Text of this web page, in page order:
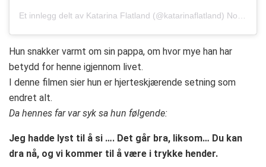
Et innlegg delt av Katarina Flatland (@katarinaflatland) Nov. 29, 2018 kl. 9:20 PST
Hun snakker varmt om sin pappa, om hvor mye han har
betydd for henne igjennom livet.
I denne filmen sier hun er hjerteskjærende setning som
endret alt.
Da hennes far var syk sa hun følgende:
Jeg hadde lyst til å si …. Det går bra, liksom… Du kan
dra nå, og vi kommer til å være i trykke hender.